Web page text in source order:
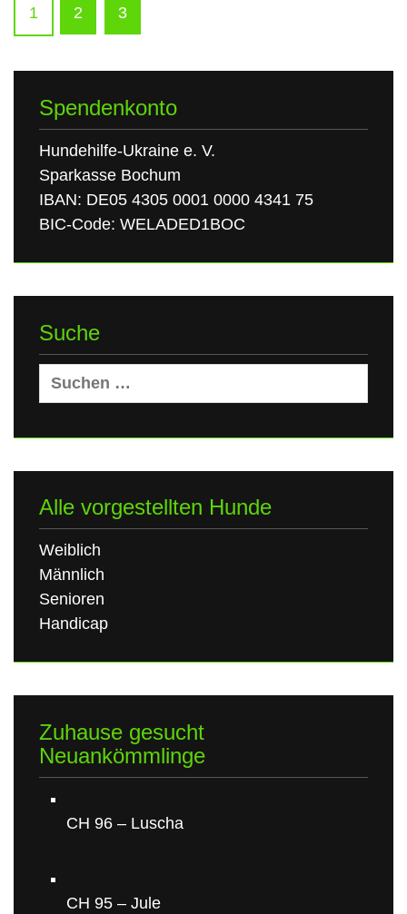
1 2 3
Spendenkonto
Hundehilfe-Ukraine e. V.
Sparkasse Bochum
IBAN: DE05 4305 0001 0000 4341 75
BIC-Code: WELADED1BOC
Suche
Suchen
nach:
Alle vorgestellten Hunde
Weiblich
Männlich
Senioren
Handicap
Zuhause gesucht
Neuankömmlinge
CH 96 – Luscha
CH 95 – Jule